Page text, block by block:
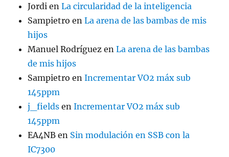
Jordi enLa circularidad de la inteligencia
Sampietro enLa arena de las bambas de mis
hijos
Manuel Rodríguez enLa arena de las bambas
de mis hijos
Sampietro enIncrementar VO2 máx sub
145ppm
j_fields enIncrementar VO2 máx sub
145ppm
EA4NB en Sin modulación en SSB con la
IC7300